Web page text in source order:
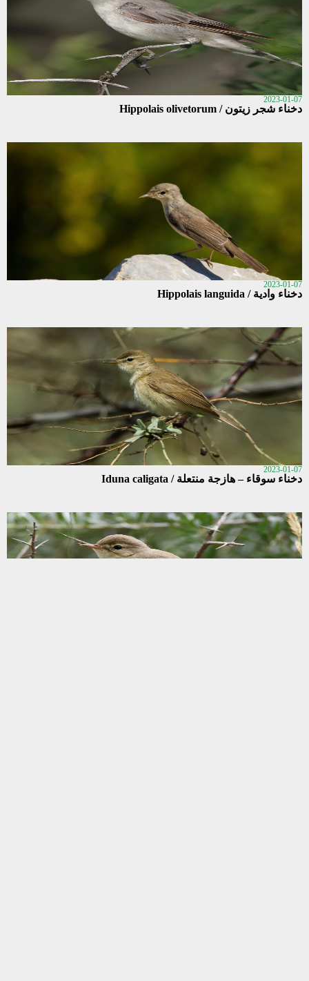
2023-01-07
دخناء شجر زيتون / Hippolais olivetorum
2023-01-07
دخناء وادية / Hippolais languida
2023-01-07
دخناء سوقاء – هازجة منتعلة / Iduna caligata